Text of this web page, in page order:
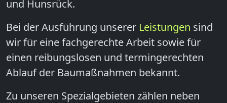
und Hunsrück.
Bei der Ausführung unserer Leistungen sind
wir für eine fachgerechte Arbeit sowie für
einen reibungslosen und termingerechten
Ablauf der Baumaßnahmen bekannt.
Zu unseren Spezialgebieten zählen neben